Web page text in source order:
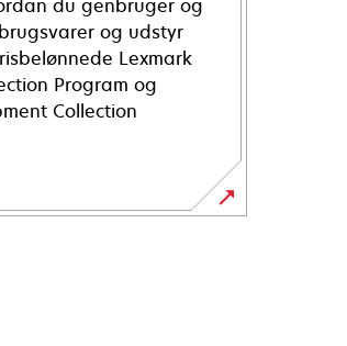
du genbruger og
og udstyr
Lexmark
Program og
Collection